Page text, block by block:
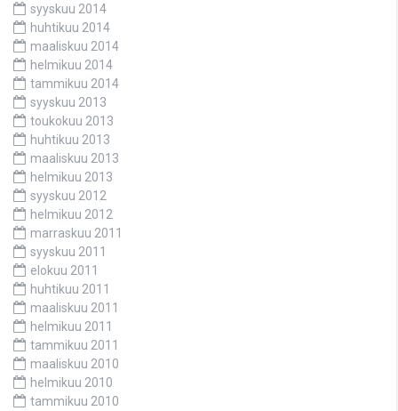
syyskuu 2014
huhtikuu 2014
maaliskuu 2014
helmikuu 2014
tammikuu 2014
syyskuu 2013
toukokuu 2013
huhtikuu 2013
maaliskuu 2013
helmikuu 2013
syyskuu 2012
helmikuu 2012
marraskuu 2011
syyskuu 2011
elokuu 2011
huhtikuu 2011
maaliskuu 2011
helmikuu 2011
tammikuu 2011
maaliskuu 2010
helmikuu 2010
tammikuu 2010